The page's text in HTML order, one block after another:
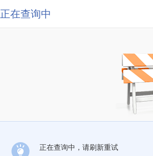
正在查询中
正在查询中，请刷新重试